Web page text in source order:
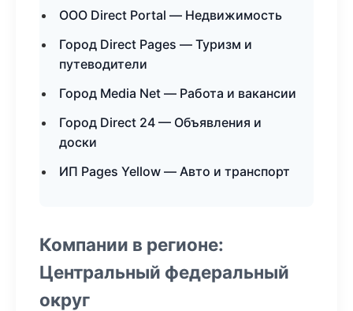
ООО Direct Portal — Недвижимость
Город Direct Pages — Туризм и
путеводители
Город Media Net — Работа и вакансии
Город Direct 24 — Объявления и
доски
ИП Pages Yellow — Авто и транспорт
Компании в регионе:
Центральный федеральный
округ